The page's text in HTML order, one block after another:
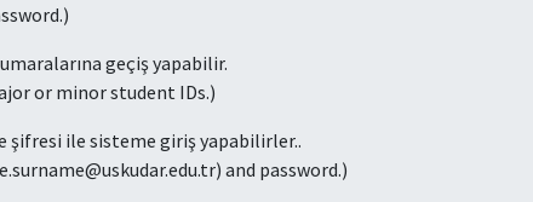
geçiş yapabilir.
or minor student IDs.)
şifresi ile sisteme giriş yapabilirler..
and password.)